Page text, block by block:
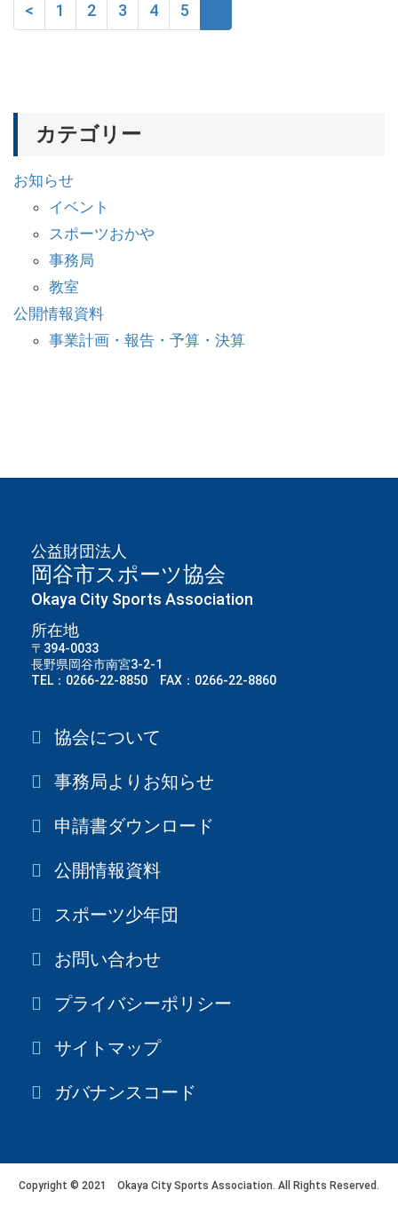
< 1 2 3 4 5
カテゴリー
お知らせ
イベント
スポーツおかや
事務局
教室
公開情報資料
事業計画・報告・予算・決算
公益財団法人
岡谷市スポーツ協会
Okaya City Sports Association
所在地
〒394-0033
長野県岡谷市南宮3-2-1
TEL：0266-22-8850 FAX：0266-22-8860
協会について
事務局よりお知らせ
申請書ダウンロード
公開情報資料
スポーツ少年団
お問い合わせ
プライバシーポリシー
サイトマップ
ガバナンスコード
Copyright © 2021 Okaya City Sports Association. All Rights Reserved.